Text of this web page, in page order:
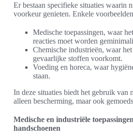
Er bestaan specifieke situaties waarin
voorkeur genieten. Enkele
Medische toepassingen, waar
reacties moet worden
Chemische industrieën, waar
gevaarlijke stoffen voorkomt.
Voeding en horeca, waar
staan.
In deze situaties biedt het gebruik van
alleen bescherming, maar ook
Medische en industriële
handschoenen